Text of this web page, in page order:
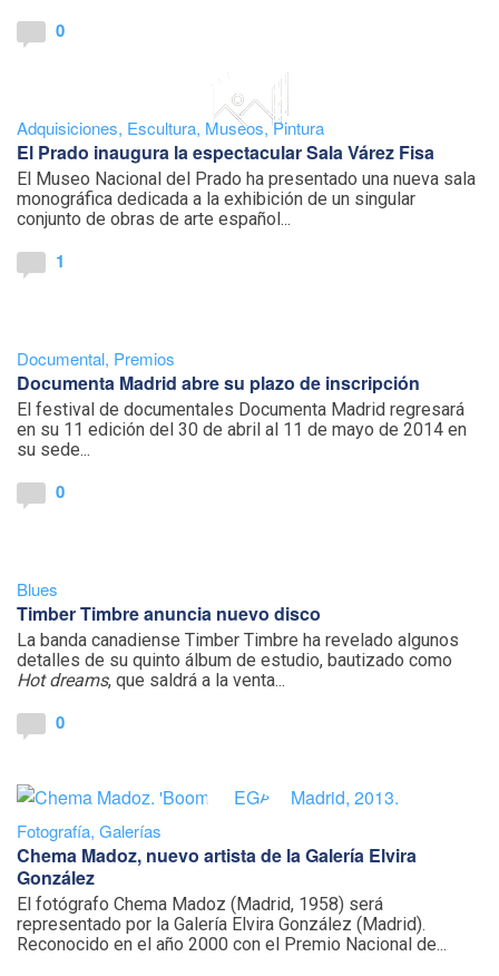
0
Adquisiciones, Escultura, Museos,Pintura
El Prado inaugura la espectacular Sala Várez Fisa
El Museo Nacional del Prado ha presentado una nueva sala
monográfica dedicada a la exhibición de un singular
conjunto de obras de arte español...
1
Documental, Premios
Documenta Madrid abre su plazo de inscripción
El festival de documentales Documenta Madrid regresará
en su 11 edición del 30 de abril al 11 de mayo de 2014 en
su sede...
0
Blues
Timber Timbre anuncia nuevo disco
La banda canadiense Timber Timbre ha revelado algunos
detalles de su quinto álbum de estudio, bautizado como
Hot dreams, que saldrá a la venta...
0
Fotografía, Galerías
Chema Madoz, nuevo artista de la Galería Elvira
González
El fotógrafo Chema Madoz (Madrid, 1958) será
representado por la Galería Elvira González (Madrid).
Reconocido en el año 2000 con el Premio Nacional de...